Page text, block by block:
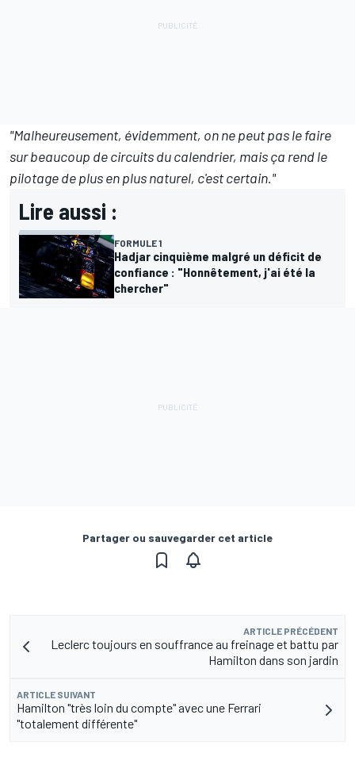
"Malheureusement, évidemment, on ne peut pas le faire
sur beaucoup de circuits du calendrier, mais ça rend le
pilotage de plus en plus naturel, c'est certain."
Lire aussi :
FORMULE 1
Hadjar cinquième malgré un déficit de
confiance : "Honnêtement, j'ai été la
chercher"
Partager ou sauvegarder cet article
ARTICLE PRÉCÉDENT
Leclerc toujours en souffrance au freinage et battu par
Hamilton dans son jardin
ARTICLE SUIVANT
Hamilton "très loin du compte" avec une Ferrari
"totalement différente"